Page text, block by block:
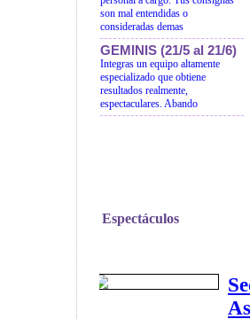
son mal entendidas o
consideradas demas
GEMINIS (21/5 al 21/6)
Integras un equipo altamente
especializado que obtiene
resultados realmente,
espectaculares. Abando
Espectáculos